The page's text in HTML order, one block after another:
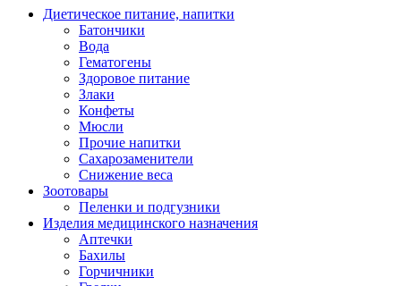
Диетическое питание, напитки
Батончики
Вода
Гематогены
Здоровое питание
Злаки
Конфеты
Мюсли
Прочие напитки
Сахарозаменители
Снижение веса
Зоотовары
Пеленки и подгузники
Изделия медицинского назначения
Аптечки
Бахилы
Горчичники